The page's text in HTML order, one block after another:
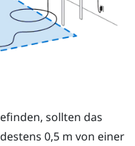
sollten das
0,5 m von einer